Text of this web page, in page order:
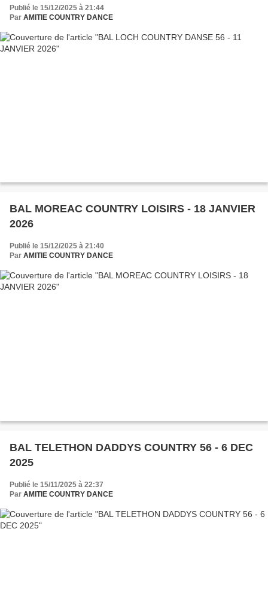
Publié le 15/12/2025 à 21:44
Par AMITIE COUNTRY DANCE
BAL MOREAC COUNTRY LOISIRS - 18 JANVIER
2026
Publié le 15/12/2025 à 21:40
Par AMITIE COUNTRY DANCE
BAL TELETHON DADDYS COUNTRY 56 - 6 DEC
2025
Publié le 15/11/2025 à 22:37
Par AMITIE COUNTRY DANCE